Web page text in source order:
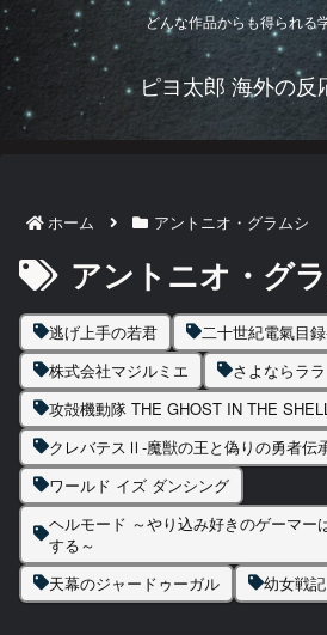
どんな作品からも得られる
ピヨ太郎 海外の反
ホーム アントニオ・グラムシ
アントニオ・グ
逃げ上手の若君
二十世紀電氣目
株式会社マジルミエ
さよならララ
攻殻機動隊 THE GHOST IN THE
クレバテスⅡ-魔獣の王と偽りの勇者伝
ワールド イズ ダンシング
ヘルモード ～やり込み好きのゲーマー
する～
天幕のジャードゥーガル
幼女戦記